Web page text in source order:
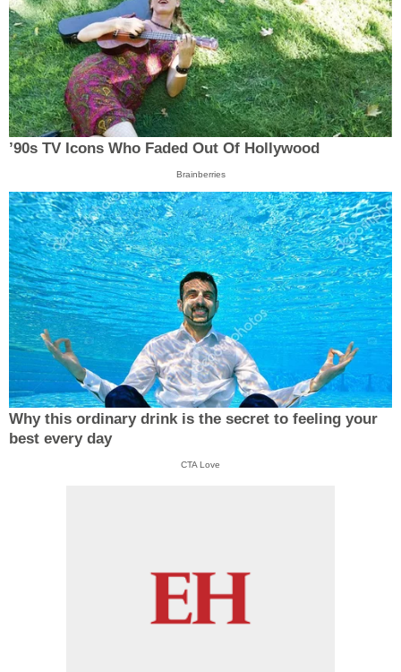
’90s TV Icons Who Faded Out Of Hollywood
Brainberries
Why this ordinary drink is the secret to feeling your
best every day
CTA Love